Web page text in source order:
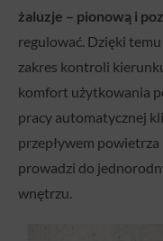
żaluzje – pionową i
regulować. Dzięki
zakres kontroli
komfort użytkowania
pracy automatycznej
przepływem
prowadzi do
wnętrzu.